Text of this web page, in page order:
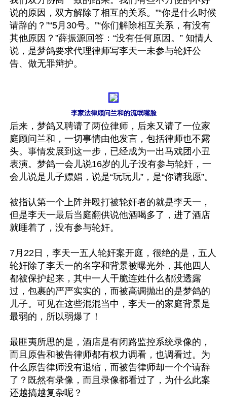
说的原因，双方解除了相互的关系。”“你是什么时候
请辞的？”“5月30号。”“你们解除相互关系，有没有
其他原因？”薛振源回答：“没有任何原因。” 知情人
说，是梦鸽要求代理律师写李天一未参与轮奸公
告、做无罪辩护。
李家法律顾问兰和的流氓嘴脸
后来，梦鸽又聘请了两位律师，后来又请了一位家
庭顾问兰和，一切事情由他发言，包括律师也不露
头。事情发展到这一步，已经成为一出马戏团小丑
表演。梦鸽一会儿说16岁的儿子没有参与轮奸，一
会儿说是儿子嫖娼，说是“玩玩儿”，是“你请我愿”。
被指认第一个上阵并殴打被轮奸者的就是李天一，
但是李天一最后当庭翻供说他酒喝多了，进了酒店
就睡着了，没有参与轮奸。
7月22日，李天一五人轮奸案开庭，很绝的是，五人
轮奸除了李天一的名字和背景被曝光外，其他四人
都被保护起来，其中一人干脆连姓什么都没透露
过，包裹的严严实实的，而被高调抛出的是梦鸽的
儿子。可见在这些混混当中，李天一的家庭背景是
最弱的，所以弱爆了！
最匪夷所思的是，酒店是有闭路监控系统录像的，
而且原告和被告律师都有权力调看，也调看过。为
什么原告律师没有退缩，而被告律师却一个个请辞
了？既然有录像，而且录像都看过了，为什么此案
还越搞越复杂呢？